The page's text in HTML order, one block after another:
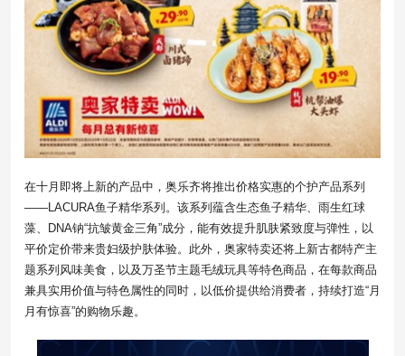
在十月即将上新的产品中，奥乐齐将推出价格实惠的个护产品系列
——LACURA鱼子精华系列。该系列蕴含生态鱼子精华、雨生红球
藻、DNA钠“抗皱黄金三角”成分，能有效提升肌肤紧致度与弹性，以
平价定价带来贵妇级护肤体验。此外，奥家特卖还将上新古都特产主
题系列风味美食，以及万圣节主题毛绒玩具等特色商品，在每款商品
兼具实用价值与特色属性的同时，以低价提供给消费者，持续打造“月
月有惊喜”的购物乐趣。